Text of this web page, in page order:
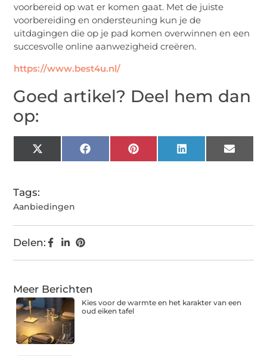
voorbereid op wat er komen gaat. Met de juiste
voorbereiding en ondersteuning kun je de
uitdagingen die op je pad komen overwinnen en een
succesvolle online aanwezigheid creëren.
https://www.best4u.nl/
Goed artikel? Deel hem dan
op:
X
(Twitter)
FacebookPinterestLinkedIn Email
Tags:
Aanbiedingen
Delen:
Meer Berichten
Kies voor de warmte en het karakter van een
oud eiken tafel